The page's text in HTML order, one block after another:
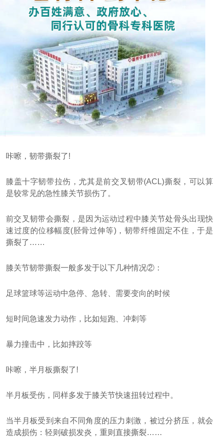
咔嚓，韧带撕裂了!
膝盖十字韧带拉伤，尤其是前交叉韧带(ACL)撕裂，可以算
是较常见的急性膝关节损伤了。
前交叉韧带会撕裂，是因为运动过程中膝关节处骨头出现快
速过度的位移幅度(胫骨过伸等)，韧带纤维固定不住，于是
撕裂了……
膝关节韧带撕裂一般多发于以下几种情况②：
足球篮球等运动中急停、急转、需要变向的时候
短时间急速发力动作，比如短跑、冲刺等
暴力撞击中，比如摔跤等
咔嚓，半月板撕裂了!
半月板受伤，同样多发于膝关节快速扭转过程中。
当半月板受到来自不同角度的压力刺激，被过分挤压，就会
造成损伤：轻则破损发炎，重则直接撕裂……